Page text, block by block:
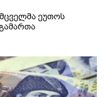
ეუთოს